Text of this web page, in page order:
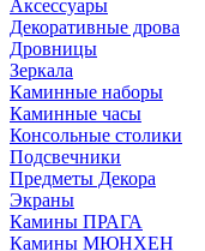
Аксессуары
Декоративные дрова
Дровницы
Зеркала
Каминные наборы
Каминные часы
Консольные столики
Подсвечники
Предметы Декора
Экраны
Камины ПРАГА
Камины МЮНХЕН